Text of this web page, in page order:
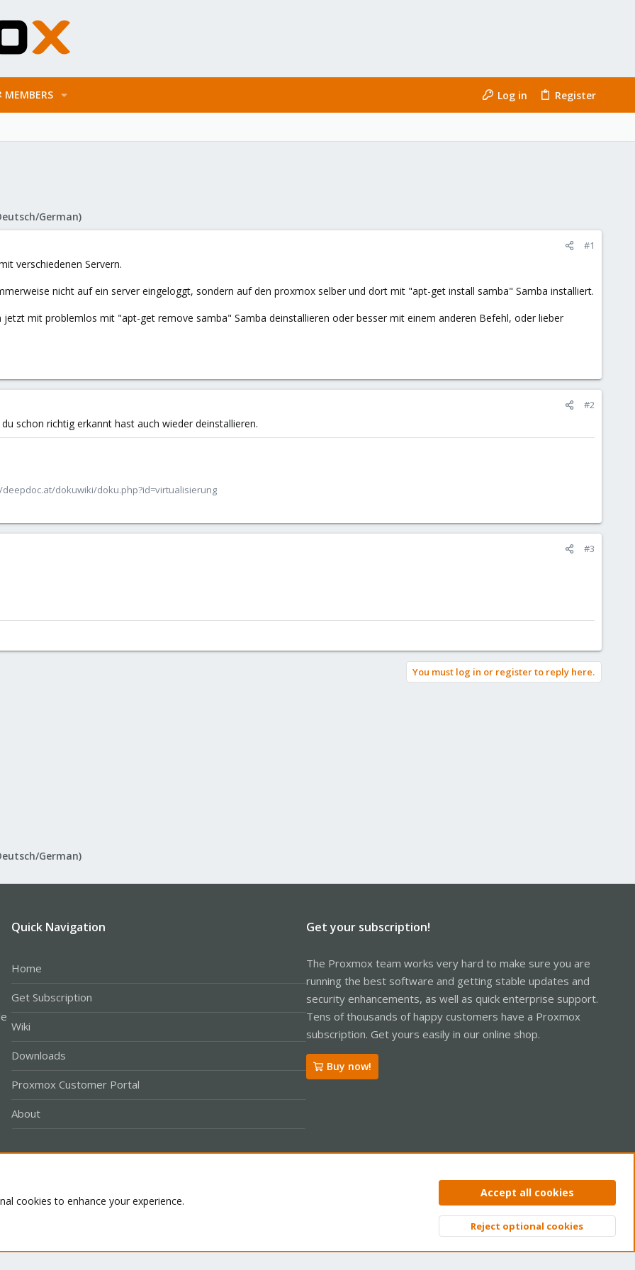
MEMBERS Log in Register
German)
#1
verschiedenen Servern.
nicht auf ein server eingeloggt, sondern auf den proxmox selber und dort mit "apt-get install samba" Samba installiert.
jetzt mit problemlos mit "apt-get remove samba" Samba deinstallieren oder besser mit einem anderen Befehl, oder lieber
#2
schon richtig erkannt hast auch wieder deinstallieren.
deepdoc.at/dokuwiki/doku.php?id=virtualisierung
#3
You must log in or register to reply here.
German)
Quick Navigation
Home
Get Subscription
Wiki
Downloads
Proxmox Customer Portal
About
Get your subscription!
The Proxmox team works very hard to make sure you are
running the best software and getting stable updates and
security enhancements, as well as quick enterprise support.
Tens of thousands of happy customers have a Proxmox
subscription. Get yours easily in our online shop.
Buy now!
Privacy policy Help Home
Top
cookies to enhance your experience.
Accept all cookies
Reject optional cookies